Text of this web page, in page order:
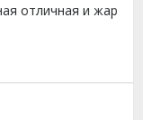
отличная и жар